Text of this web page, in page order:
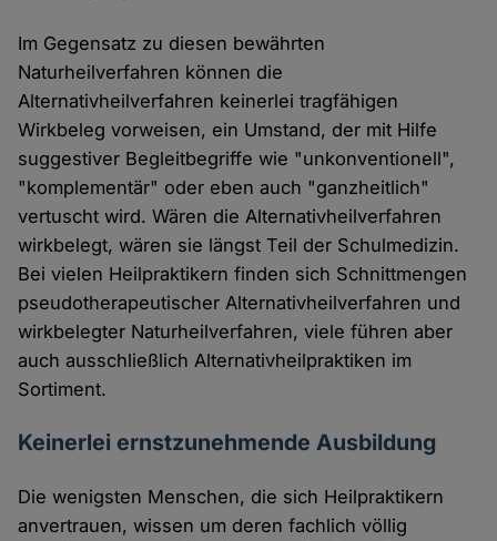
Im Gegensatz zu diesen bewährten
Naturheilverfahren können die
Alternativheilverfahren keinerlei tragfähigen
Wirkbeleg vorweisen, ein Umstand, der mit Hilfe
suggestiver Begleitbegriffe wie "unkonventionell",
"komplementär" oder eben auch "ganzheitlich"
vertuscht wird. Wären die Alternativheilverfahren
wirkbelegt, wären sie längst Teil der Schulmedizin.
Bei vielen Heilpraktikern finden sich Schnittmengen
pseudotherapeutischer Alternativheilverfahren und
wirkbelegter Naturheilverfahren, viele führen aber
auch ausschließlich Alternativheilpraktiken im
Sortiment.
Keinerlei ernstzunehmende Ausbildung
Die wenigsten Menschen, die sich Heilpraktikern
anvertrauen, wissen um deren fachlich völlig